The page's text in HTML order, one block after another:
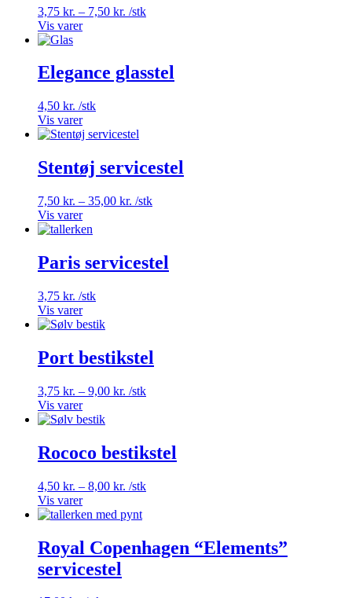
3,75 kr. – 7,50 kr. Prisinterval:
/stk
Vis varer
Elegance glasstel
4,50 kr. /stk
Vis varer
Stentøj servicestel
7,50 kr. – 35,00 kr. Prisinterval:
/stk
Vis varer
Paris servicestel
3,75 kr. /stk
Vis varer
Port bestikstel
3,75 kr. – 9,00 kr. Prisinterval:
/stk
Vis varer
Rococo bestikstel
4,50 kr. – 8,00 kr. Prisinterval:
til
/stk
Vis varer
Royal Copenhagen “Elements”
servicestel